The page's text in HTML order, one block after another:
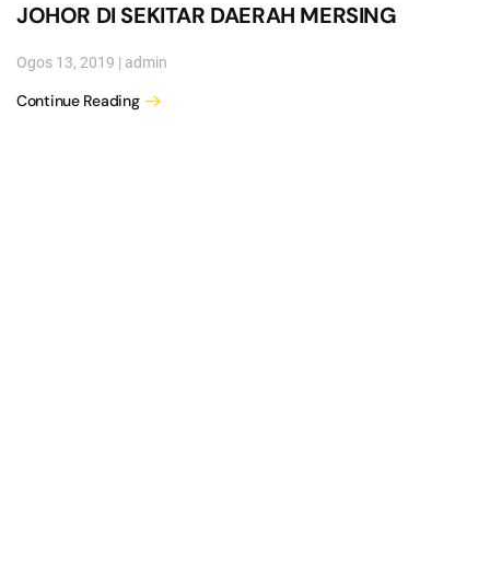
JOHOR DI SEKITAR DAERAH MERSING
Ogos 13, 2019 | admin
Continue Reading